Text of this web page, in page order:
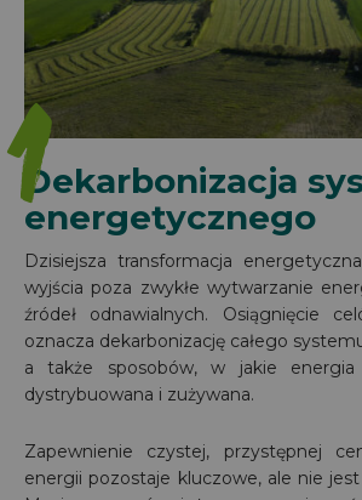
1Dekarbonizacja
energetycznego
Dzisiejsza transformacja
wyjścia poza zwykłe wytwarzanie
źródeł odnawialnych. Osiągnięcie
oznacza dekarbonizację całego
a także sposobów, w jakie energia
dystrybuowana i zużywana.
Zapewnienie czystej, przystępnej
energii pozostaje kluczowe, ale nie